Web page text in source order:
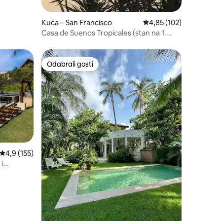
Kuća – San Francisco Prosječna ocjena:
4,85 (102)
Casa de Suenos Tropicales (stan na 1.
Prosječna ocjena: 4,9/5, recenzija: 155
4,9 (155)
i
Odabrali gosti
Odabrali gosti